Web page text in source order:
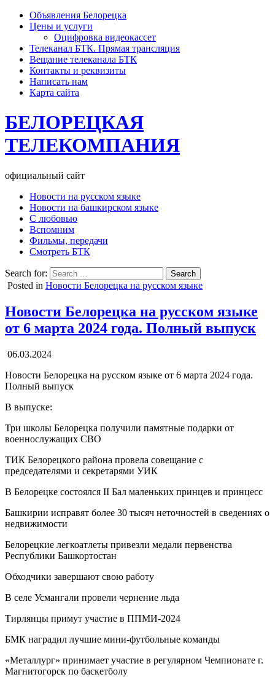
Объявления Белорецка
Цены и услуги
Оцифровка видеокассет
Телеканал БТК. Прямая трансляция
Вещание телеканала БТК
Контакты и реквизиты
Написать нам
Карта сайта
БЕЛОРЕЦКАЯ
ТЕЛЕКОМПАНИЯ
официальный сайт
Новости на русском языке
Новости на башкирском языке
С любовью
Вспомним
Фильмы, передачи
Смотреть БТК
Search for:
Posted in Новости Белорецка на русском языке
Новости Белорецка на русском языке
от 6 марта 2024 года. Полный выпуск
06.03.2024
Новости Белорецка на русском языке от 6 марта 2024 года.
Полный выпуск
В выпуске:
Три школы Белорецка получили памятные подарки от
военнослужащих СВО
ТИК Белорецкого района провела совещание с
председателями и секретарями УИК
В Белорецке состоялся II Бал маленьких принцев и принцесс
Башкирии исправят более 30 тысяч неточностей в сведениях о
недвижимости
Белорецкие легкоатлеты привезли медали первенства
Республики Башкортостан
Обходчики завершают свою работу
В селе Усмангали провели чернение льда
Тирлянцы примут участие в ППМИ-2024
БМК наградил лучшие мини-футбольные команды
«Металлург» принимает участие в регулярном Чемпионате г.
Магнитогорск по баскетболу